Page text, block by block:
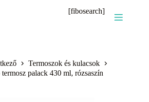
[fibosearch]
Termoszok és kulacsok
palack 430 ml, rózsaszín